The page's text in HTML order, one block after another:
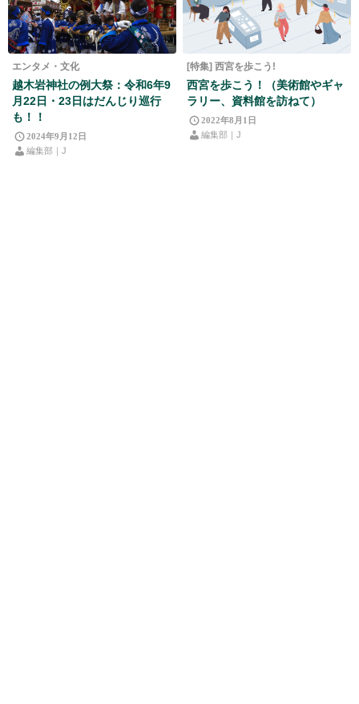
エンタメ・文化
越木岩神社の例大祭：令和6年9
月22日・23日はだんじり巡行
も！！
2024年9月12日
編集部｜J
[特集] 西宮を歩こう!
西宮を歩こう！（美術館やギャ
ラリー、資料館を訪ねて）
2022年8月1日
編集部｜J